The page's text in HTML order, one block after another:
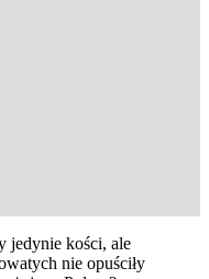
jedynie kości, ale
nie opuściły